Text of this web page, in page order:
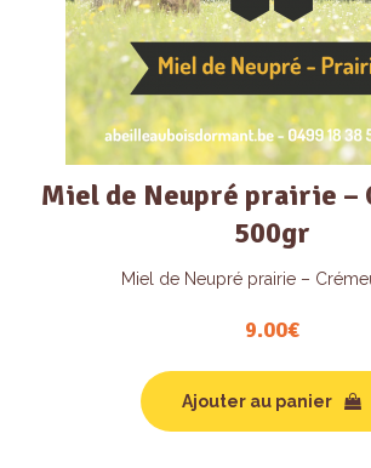
Miel de Neupré prairie –
500gr
Miel de Neupré prairie –
9.00€
Ajouter au panier